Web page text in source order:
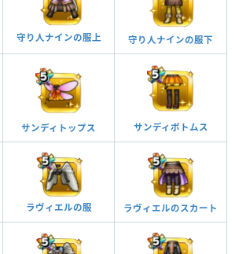
守り人ナインの服上 守り人ナインの服下
サンディトップス サンディボトムス
ラヴィエルの服 ラヴィエルのスカート